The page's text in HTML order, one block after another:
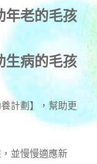
年老的毛孩
生病的毛孩
計劃】，幫助更
並慢慢適應新